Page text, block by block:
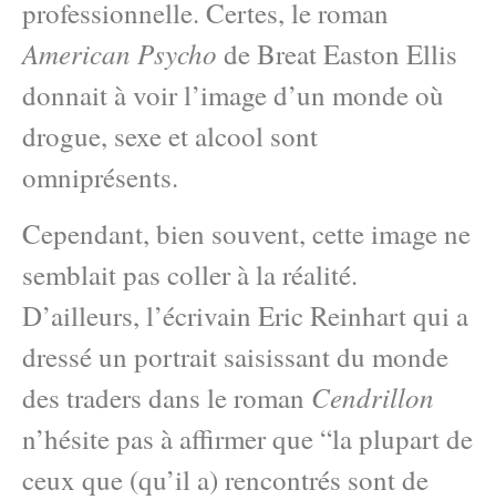
professionnelle. Certes, le roman
American Psycho de Breat Easton Ellis
donnait à voir l’image d’un monde où
drogue, sexe et alcool sont
omniprésents.
Cependant, bien souvent, cette image ne
semblait pas coller à la réalité.
D’ailleurs, l’écrivain Eric Reinhart qui a
dressé un portrait saisissant du monde
des traders dans le roman Cendrillon
n’hésite pas à affirmer que “la plupart de
ceux que (qu’il a) rencontrés sont de